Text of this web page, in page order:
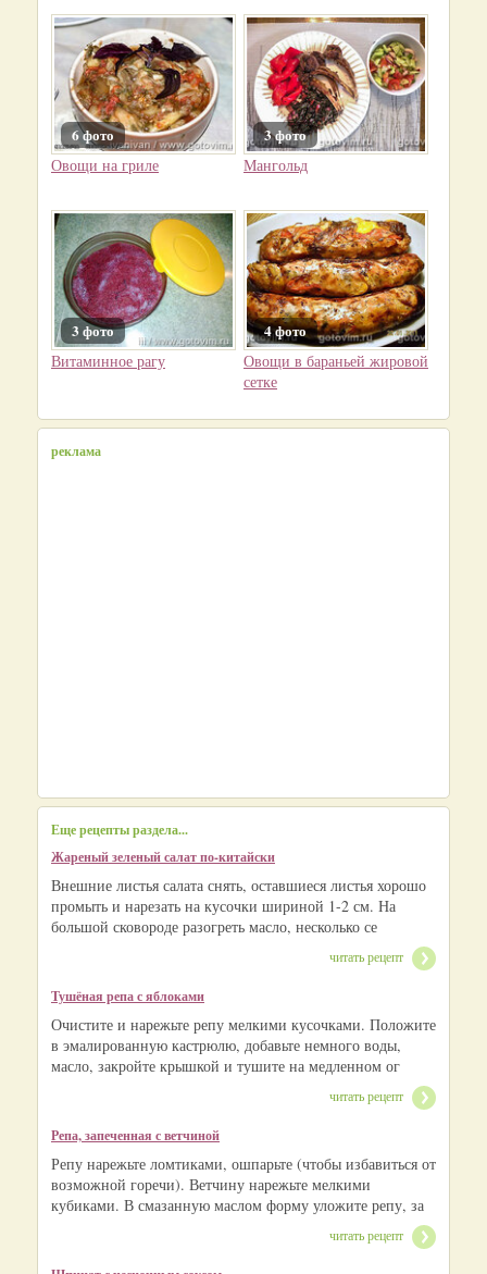
6 фото
Овощи на гриле
3 фото
Мангольд
3 фото
Витаминное рагу
4 фото
Овощи в бараньей жировой
сетке
реклама
Еще рецепты раздела...
Жареный зеленый салат по-китайски
Внешние листья салата снять, оставшиеся листья хорошо
промыть и нарезать на кусочки шириной 1-2 см. На
большой сковороде разогреть масло, несколько се
читать рецепт
Тушёная репа с яблоками
Очистите и нарежьте репу мелкими кусочками. Положите
в эмалированную кастрюлю, добавьте немного воды,
масло, закройте крышкой и тушите на медленном ог
читать рецепт
Репа, запеченная с ветчиной
Репу нарежьте ломтиками, ошпарьте (чтобы избавиться от
возможной горечи). Ветчину нарежьте мелкими
кубиками. В смазанную маслом форму уложите репу, за
читать рецепт